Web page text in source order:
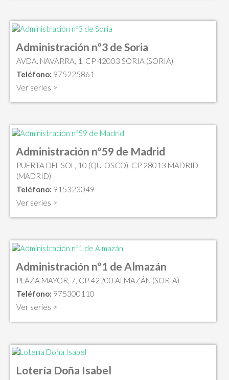
Administración nº3 de Soria
AVDA. NAVARRA, 1, CP 42003 SORIA (SORIA)
Teléfono: 975225861
Ver series >
Administración nº59 de Madrid
PUERTA DEL SOL, 10 (QUIOSCO), CP 28013 MADRID
(MADRID)
Teléfono: 915323049
Ver series >
Administración nº1 de Almazán
PLAZA MAYOR, 7, CP 42200 ALMAZÁN (SORIA)
Teléfono: 975300110
Ver series >
Lotería Doña Isabel